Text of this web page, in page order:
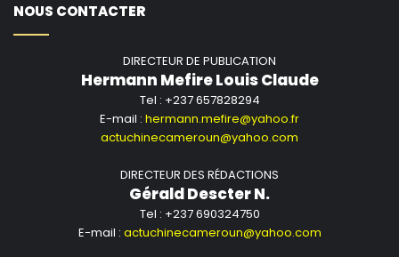
NOUS CONTACTER
DIRECTEUR DE PUBLICATION
Hermann Mefire Louis Claude
Tel : +237 657828294
E-mail : hermann.mefire@yahoo.fr
actuchinecameroun@yahoo.com
DIRECTEUR DES RÉDACTIONS
Gérald Descter N.
Tel : +237 690324750
E-mail : actuchinecameroun@yahoo.com